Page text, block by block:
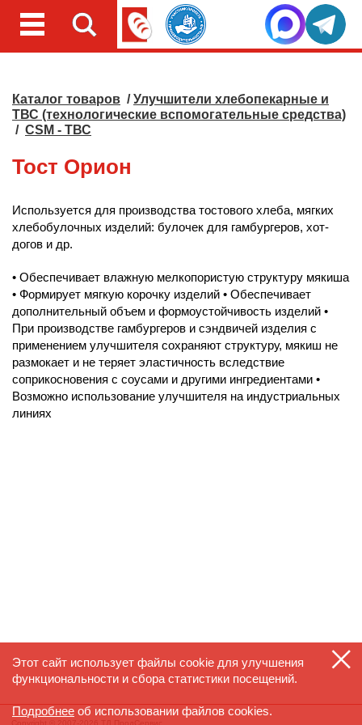
Каталог товаров /Улучшители хлебопекарные и
ТВС (технологические вспомогательные средства)
/ CSM - ТВС
Тост Орион
Используется для производства тостового хлеба, мягких
хлебобулочных изделий: булочек для гамбургеров, хот-
догов и др.
• Обеспечивает влажную мелкопористую структуру мякиша
• Формирует мягкую корочку изделий • Обеспечивает
дополнительный объем и формоустойчивость изделий •
При производстве гамбургеров и сэндвичей изделия с
применением улучшителя сохраняют структуру, мякиш не
размокает и не теряет эластичность вследствие
соприкосновения с соусами и другими ингредиентами •
Возможно использование улучшителя на индустриальных
линиях
Этот сайт использует файлы cookie для улучшения
функциональности и сбора статистики посещений.
Подробнее об использовании файлов cookies.